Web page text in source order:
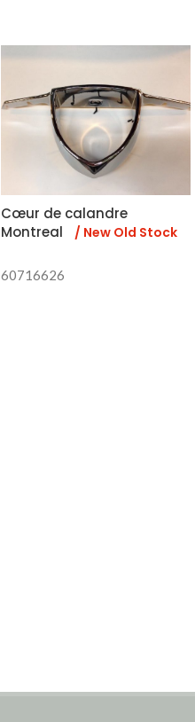
Cœur de calandre
Montreal
/ New Old Stock
60716626